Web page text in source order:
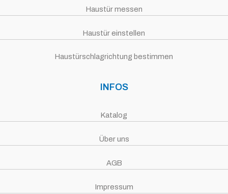
Haustür messen
Haustür einstellen
Haustürschlagrichtung bestimmen
INFOS
Katalog
Über uns
AGB
Impressum